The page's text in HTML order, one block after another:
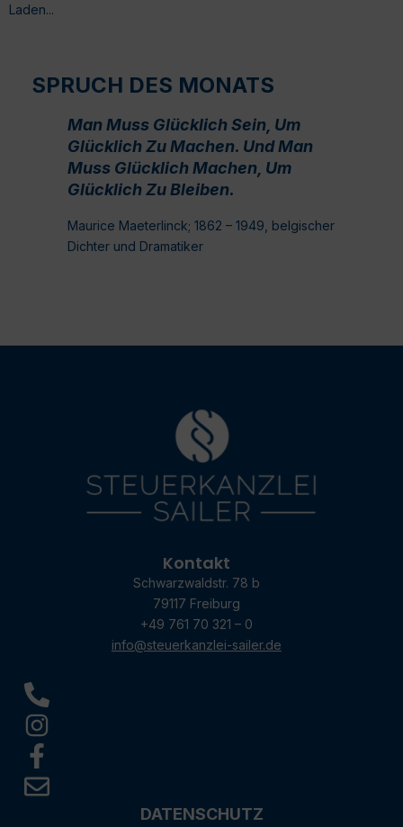
Laden...
SPRUCH DES MONATS
Man Muss Glücklich Sein, Um
Glücklich Zu Machen. Und Man
Muss Glücklich Machen, Um
Glücklich Zu Bleiben.
Maurice Maeterlinck; 1862 – 1949, belgischer
Dichter und Dramatiker
Kontakt
Schwarzwaldstr. 78 b
79117 Freiburg
+49 761 70 321 – 0
info@steuerkanzlei-sailer.de
DATENSCHUTZ